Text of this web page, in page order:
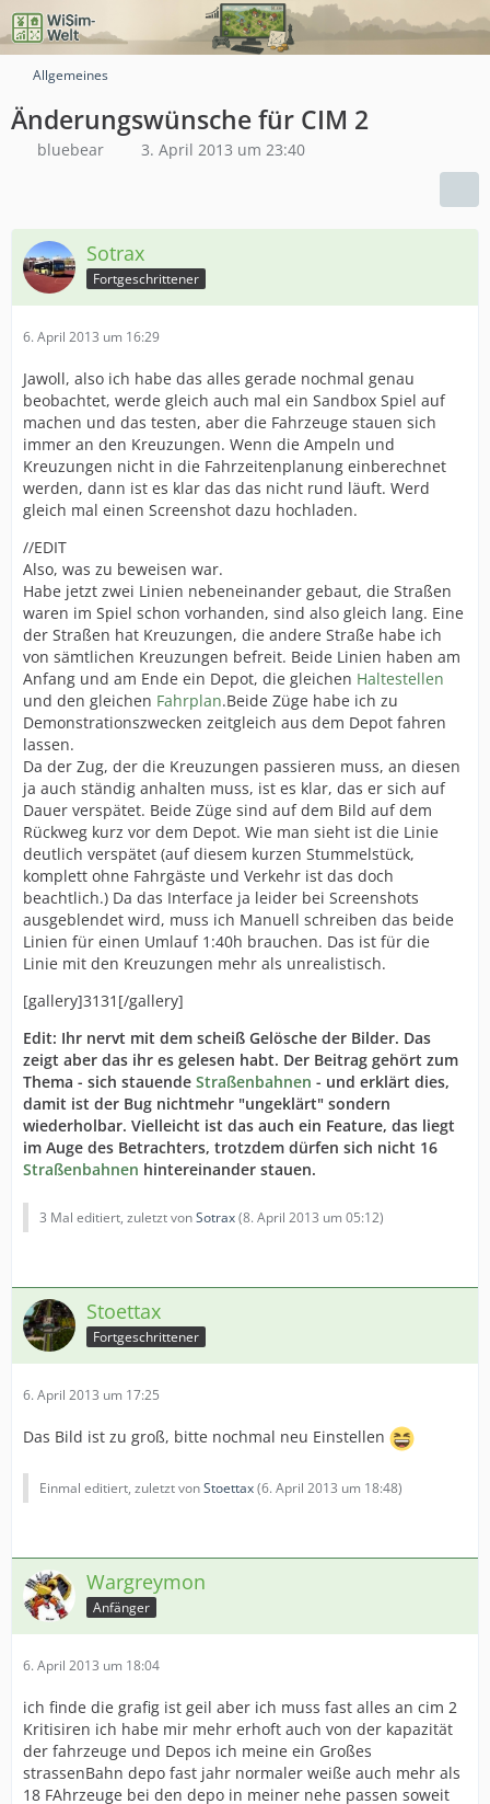
Allgemeines
Änderungswünsche für CIM 2
bluebear 3. April 2013 um 23:40
Sotrax
Fortgeschrittener
6. April 2013 um 16:29
Jawoll, also ich habe das alles gerade nochmal genau
beobachtet, werde gleich auch mal ein Sandbox Spiel auf
machen und das testen, aber die Fahrzeuge stauen sich
immer an den Kreuzungen. Wenn die Ampeln und
Kreuzungen nicht in die Fahrzeitenplanung einberechnet
werden, dann ist es klar das das nicht rund läuft. Werd
gleich mal einen Screenshot dazu hochladen.
//EDIT
Also, was zu beweisen war.
Habe jetzt zwei Linien nebeneinander gebaut, die Straßen
waren im Spiel schon vorhanden, sind also gleich lang. Eine
der Straßen hat Kreuzungen, die andere Straße habe ich
von sämtlichen Kreuzungen befreit. Beide Linien haben am
Anfang und am Ende ein Depot, die gleichen Haltestellen
und den gleichen Fahrplan.Beide Züge habe ich zu
Demonstrationszwecken zeitgleich aus dem Depot fahren
lassen.
Da der Zug, der die Kreuzungen passieren muss, an diesen
ja auch ständig anhalten muss, ist es klar, das er sich auf
Dauer verspätet. Beide Züge sind auf dem Bild auf dem
Rückweg kurz vor dem Depot. Wie man sieht ist die Linie
deutlich verspätet (auf diesem kurzen Stummelstück,
komplett ohne Fahrgäste und Verkehr ist das doch
beachtlich.) Da das Interface ja leider bei Screenshots
ausgeblendet wird, muss ich Manuell schreiben das beide
Linien für einen Umlauf 1:40h brauchen. Das ist für die
Linie mit den Kreuzungen mehr als unrealistisch.
[gallery]3131[/gallery]
Edit: Ihr nervt mit dem scheiß Gelösche der Bilder. Das
zeigt aber das ihr es gelesen habt. Der Beitrag gehört zum
Thema - sich stauende Straßenbahnen - und erklärt dies,
damit ist der Bug nichtmehr "ungeklärt" sondern
wiederholbar. Vielleicht ist das auch ein Feature, das liegt
im Auge des Betrachters, trotzdem dürfen sich nicht 16
Straßenbahnen hintereinander stauen.
3 Mal editiert, zuletzt vonSotrax(8. April 2013 um 05:12)
Stoettax
Fortgeschrittener
6. April 2013 um 17:25
Das Bild ist zu groß, bitte nochmal neu Einstellen
Einmal editiert, zuletzt vonStoettax(6. April 2013 um 18:48)
Wargreymon
Anfänger
6. April 2013 um 18:04
ich finde die grafig ist geil aber ich muss fast alles an cim 2
Kritisiren ich habe mir mehr erhoft auch von der kapazität
der fahrzeuge und Depos ich meine ein Großes
strassenBahn depo fast jahr normaler weiße auch mehr als
18 FAhrzeuge bei den depo in meiner nehe passen soweit